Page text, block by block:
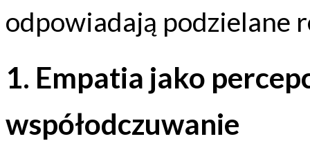
odpowiadają podzielane
1. Empatia jako
współodczuwanie